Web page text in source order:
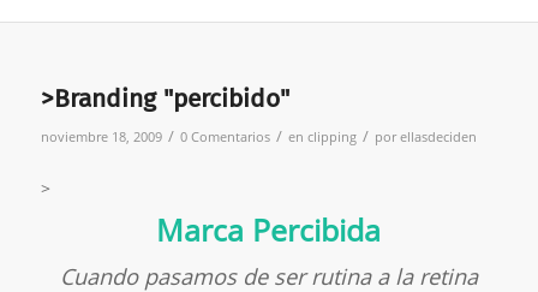
>Branding "percibido"
noviembre 18, 2009 / 0 Comentarios / en clipping / porellasdeciden
>
Marca Percibida
Cuando pasamos de ser rutina a la retina